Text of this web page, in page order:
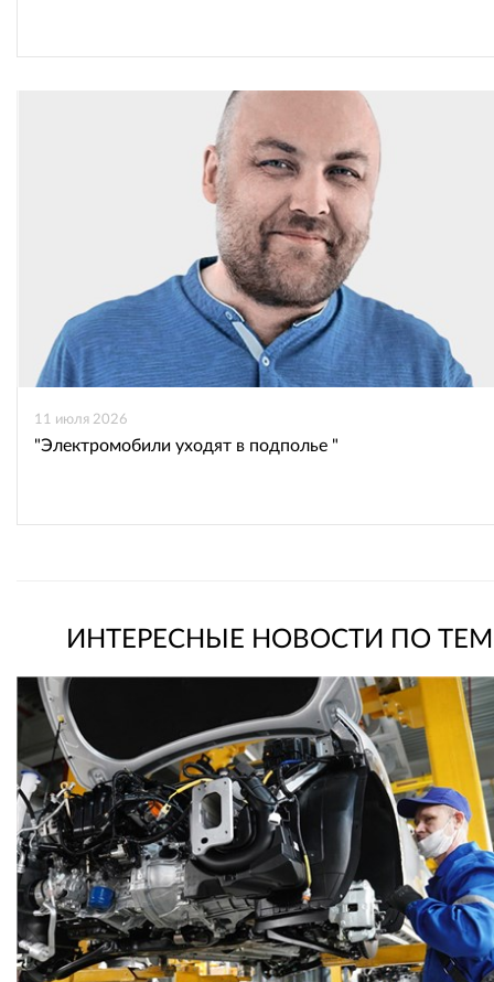
11 июля 2026
"Электромобили уходят в подполье "
ИНТЕРЕСНЫЕ НОВОСТИ ПО